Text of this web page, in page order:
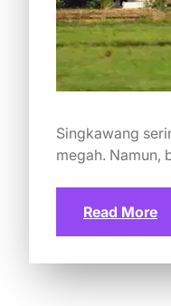
Singkawang
megah. Namun,
Read More